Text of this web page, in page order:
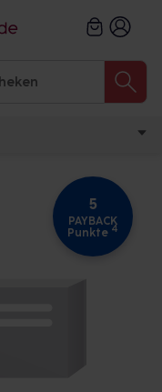
5
PAYBACK
Punkte 4